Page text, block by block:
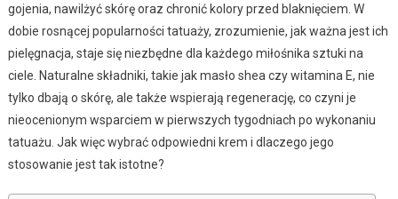
gojenia, nawilżyć skórę oraz chronić kolory przed blaknięciem. W
dobie rosnącej popularności tatuaży, zrozumienie, jak ważna jest ich
pielęgnacja, staje się niezbędne dla każdego miłośnika sztuki na
ciele. Naturalne składniki, takie jak masło shea czy witamina E, nie
tylko dbają o skórę, ale także wspierają regenerację, co czyni je
nieocenionym wsparciem w pierwszych tygodniach po wykonaniu
tatuażu. Jak więc wybrać odpowiedni krem i dlaczego jego
stosowanie jest tak istotne?